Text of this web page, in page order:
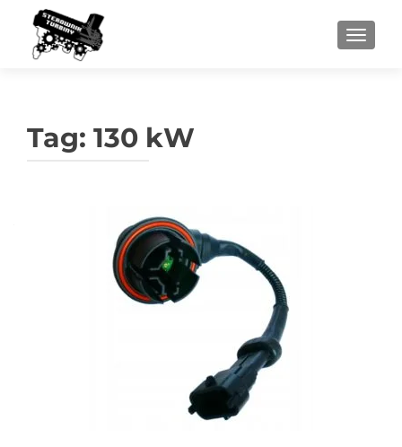
Tag: 130 kW